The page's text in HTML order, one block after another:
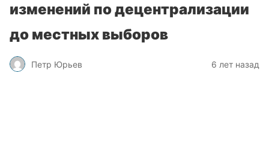
изменений по децентрализации
до местных выборов
Петр Юрьев 6 лет назад